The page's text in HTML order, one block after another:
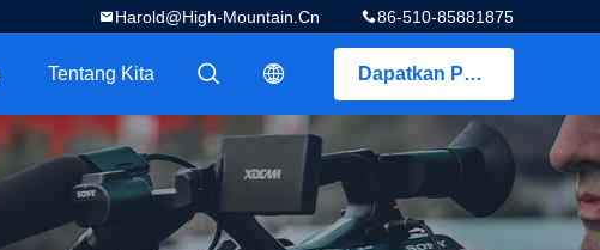
86-510-85881875
Harold@high-Mountain.cn
Dapatkan Penawaran
描述
描述
Tentang Kita